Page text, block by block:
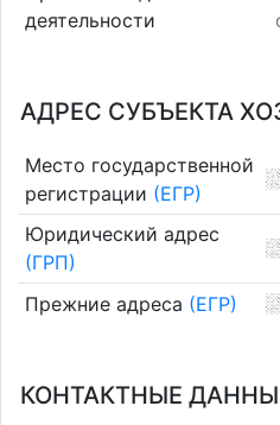
деятельности
АДРЕС СУБЪЕКТА
Место государственной
регистрации (ЕГР)
Юридический адрес
(ГРП)
Прежние адреса (ЕГР)
КОНТАКТНЫЕ